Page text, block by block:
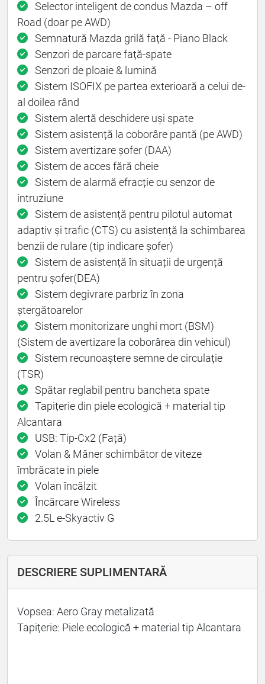
Selector inteligent de condus Mazda – off
Road (doar pe AWD)
Semnatură Mazda grilă față - Piano Black
Senzori de parcare față-spate
Senzori de ploaie & lumină
Sistem ISOFIX pe partea exterioară a celui de-
al doilea rând
Sistem alertă deschidere uși spate
Sistem asistență la coborâre pantă (pe AWD)
Sistem avertizare șofer (DAA)
Sistem de acces fără cheie
Sistem de alarmă efracție cu senzor de
intruziune
Sistem de asistență pentru pilotul automat
adaptiv și trafic (CTS) cu asistență la schimbarea
benzii de rulare (tip indicare șofer)
Sistem de asistență în situații de urgență
pentru șofer(DEA)
Sistem degivrare parbriz în zona
ștergătoarelor
Sistem monitorizare unghi mort (BSM)
(Sistem de avertizare la coborârea din vehicul)
Sistem recunoaștere semne de circulație
(TSR)
Spătar reglabil pentru bancheta spate
Tapițerie din piele ecologică + material tip
Alcantara
USB: Tip-Cx2 (Față)
Volan & Mâner schimbător de viteze
îmbrăcate in piele
Volan încălzit
Încărcare Wireless
2.5L e-Skyactiv G
DESCRIERE SUPLIMENTARĂ
Vopsea: Aero Gray metalizată
Tapițerie: Piele ecologică + material tip Alcantara